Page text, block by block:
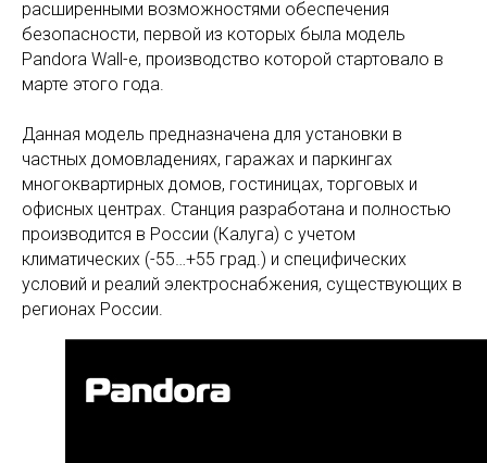
расширенными возможностями обеспечения
безопасности, первой из которых была модель
Pandora Wall-e, производство которой стартовало в
марте этого года.
Данная модель предназначена для установки в
частных домовладениях, гаражах и паркингах
многоквартирных домов, гостиницах, торговых и
офисных центрах. Станция разработана и полностью
производится в России (Калуга) с учетом
климатических (-55…+55 град.) и специфических
условий и реалий электроснабжения, существующих в
регионах России.